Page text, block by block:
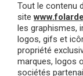
Tout le contenu
site
les graphismes,
logos, gifs et
propriété
marques, logos
sociétés